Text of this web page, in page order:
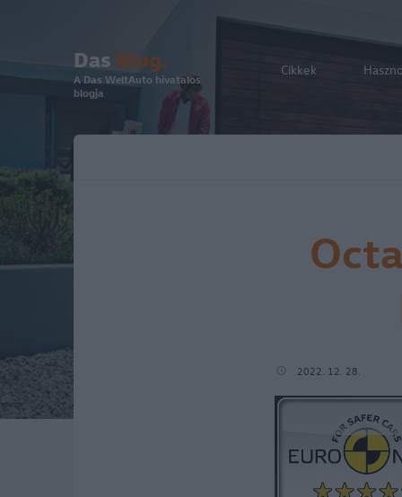
Das Blog.
A Das WeltAuto hivatalos
blogja
Cikkek
2022. 12. 28.